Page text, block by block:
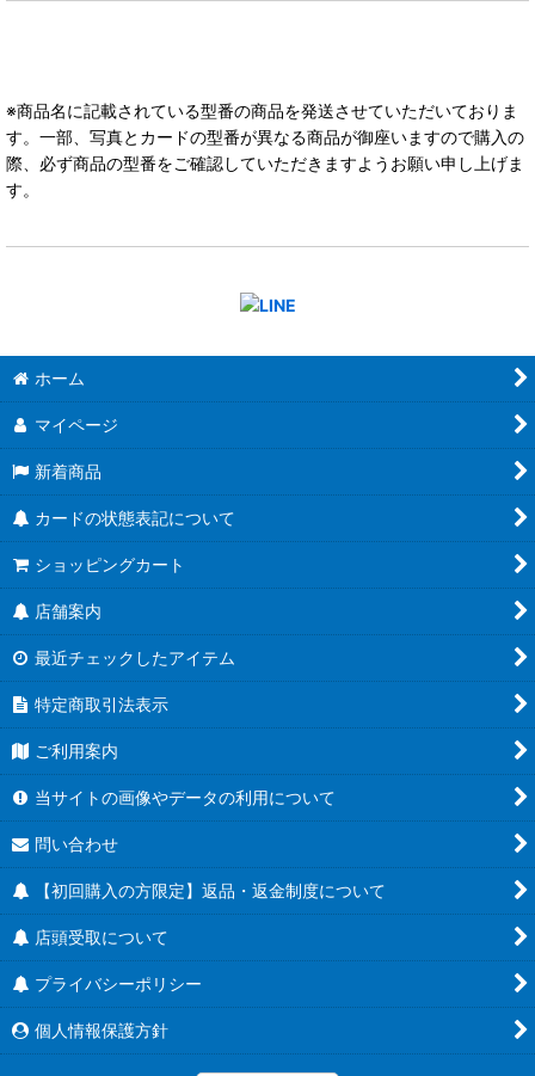
※商品名に記載されている型番の商品を発送させていただいておりま
す。一部、写真とカードの型番が異なる商品が御座いますので購入の
際、必ず商品の型番をご確認していただきますようお願い申し上げま
す。
ホーム
マイページ
新着商品
カードの状態表記について
ショッピングカート
店舗案内
最近チェックしたアイテム
特定商取引法表示
ご利用案内
当サイトの画像やデータの利用について
問い合わせ
【初回購入の方限定】返品・返金制度について
店頭受取について
プライバシーポリシー
個人情報保護方針